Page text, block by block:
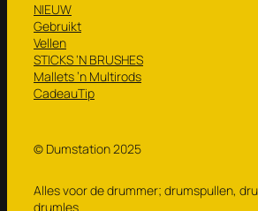
NIEUW
Gebruikt
Vellen
STICKS ‘N BRUSHES
Mallets ’n Multirods
CadeauTip
© Dumstation 2025
Alles voor de drummer; drumspullen,
drumles.